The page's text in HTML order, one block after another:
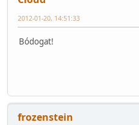
2012-01-20, 14:51:33
Bódogat!
frozenstein